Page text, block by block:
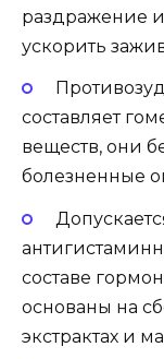
раздражение и
ускорить
составляет
веществ, они
болезненные
составе
основаны на
экстрактах и